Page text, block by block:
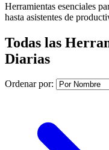
Herramientas esenciales
hasta asistentes de
Todas las
Diarias
Ordenar por: